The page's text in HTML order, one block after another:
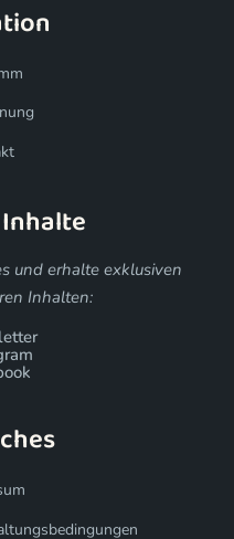
und erhalte exklusiven
Inhalten: